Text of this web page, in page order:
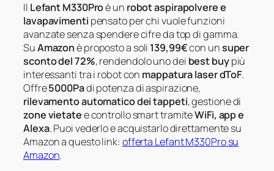
Il Lefant M330Proè un robot aspirapolvere e
lavapavimenti pensato per chi vuole funzioni
avanzate senza spendere cifre da top di gamma.
SuAmazonè proposto a soli 139,99€con unsuper
sconto del 72%, rendendolo uno dei best buypiù
interessanti tra i robot con mappatura laser dToF.
Offre5000Padi potenza di aspirazione,
rilevamento automatico dei tappeti, gestione di
zone vietatee controllo smart tramiteWiFi, app e
Alexa. Puoi vederlo e acquistarlo direttamente su
Amazon a questo link: offerta Lefant M330Pro su
Amazon.